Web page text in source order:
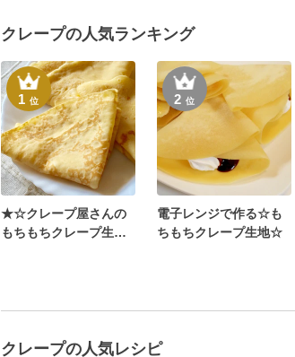
クレープの人気ランキング
1位
★☆クレープ屋さんの
もちもちクレープ生地
2位
電子レンジで作る☆も
ちもちクレープ生地☆
クレープの人気レシピ